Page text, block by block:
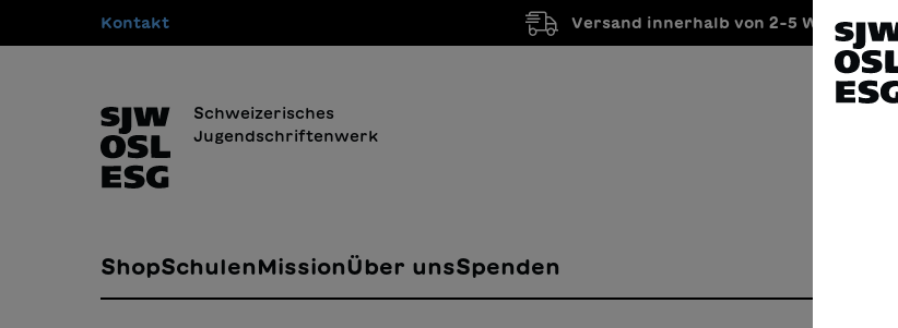
Zur Hauptnavigation springen
Kontakt Versand innerhalb von 2-5 Werktagen
Schweizerisches
Jugendschriftenwerk
ShopSchulen MissionÜber unsSpenden